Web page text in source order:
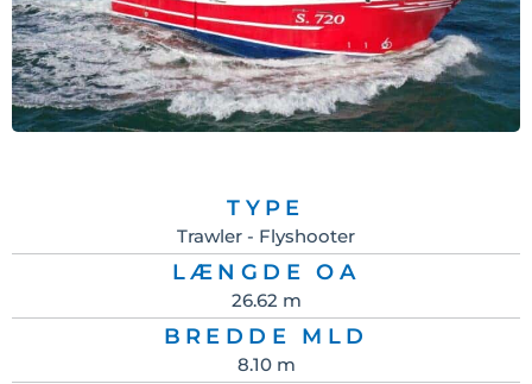
TYPE
Trawler - Flyshooter
LÆNGDE OA
26.62 m
BREDDE MLD
8.10 m